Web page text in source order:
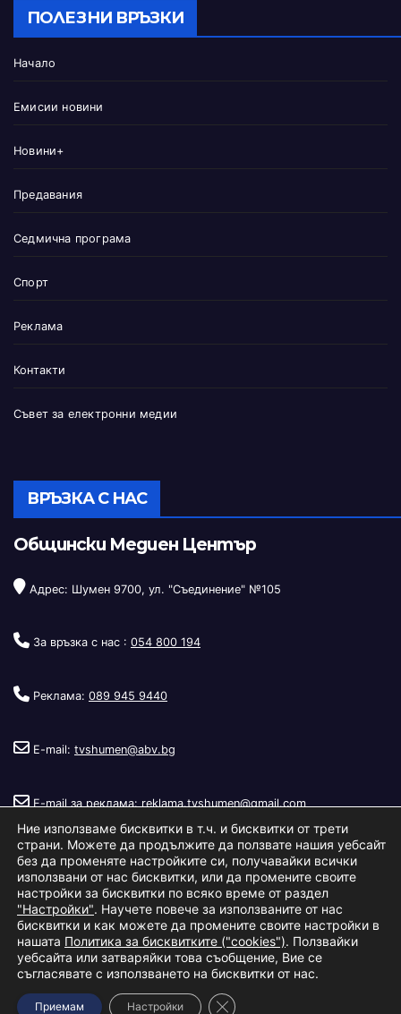
ПОЛЕЗНИ ВРЪЗКИ
Начало
Емисии новини
Новини+
Предавания
Седмична програма
Спорт
Реклама
Контакти
Съвет за електронни медии
ВРЪЗКА С НАС
Общински Медиен Център
Адрес: Шумен 9700, ул. "Съединение" №105
За връзка с нас : 054 800 194
Реклама: 089 945 9440
E-mail: tvshumen@abv.bg
E-mail за реклама: reklama.tvshumen@gmail.com
Copyright © 2026Телевизия Шумен.|Изработка: S.I.T Solutions
Ltd.
За насРекламаУсловия за ползване
Политика за бисквитки
Ние използваме бисквитки в т.ч. и бисквитки от трети
страни. Можете да продължите да ползвате нашия уебсайт
без да променяте настройките си, получавайки всички
използвани от нас бисквитки, или да промените своите
настройки за бисквитки по всяко време от раздел
"Настройки". Научете повече за използваните от нас
бисквитки и как можете да промените своите настройки в
нашата Политика за бисквитките ("cookies"). Ползвайки
уебсайта или затваряйки това съобщение, Вие се
съгласявате с използването на бисквитки от нас.
Приемам Настройки Close GDPR Cookie Banner